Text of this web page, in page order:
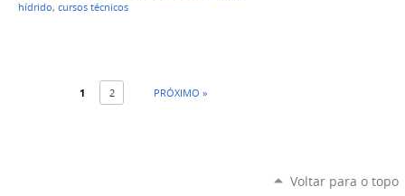
hídrido, cursos técnicos
1 2 PRÓXIMO »
Voltar para o topo